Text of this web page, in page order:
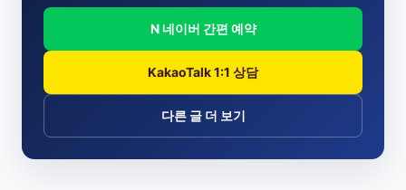
N 네이버 간편 예약
KakaoTalk 1:1 상담
다른 글 더 보기